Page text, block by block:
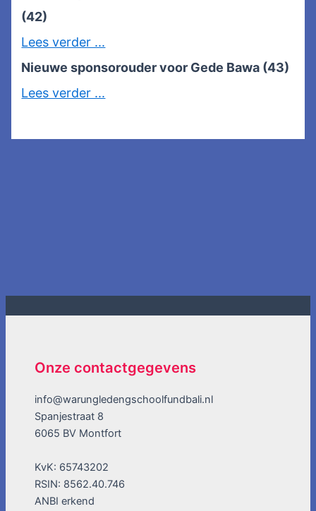
(42)
Lees verder ...
Nieuwe sponsorouder voor Gede Bawa (43)
Lees verder ...
Onze contactgegevens
info@warungledengschoolfundbali.nl
Spanjestraat 8
6065 BV Montfort
KvK: 65743202
RSIN: 8562.40.746
ANBI erkend